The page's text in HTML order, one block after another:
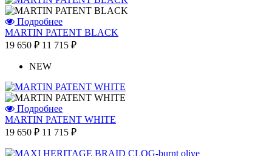
Подробнее
MARTIN PATENT BLACK
19 650 ₽ 11 715 ₽
NEW
Подробнее
MARTIN PATENT WHITE
19 650 ₽ 11 715 ₽